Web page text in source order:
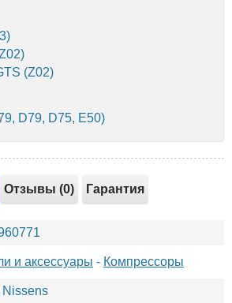
(Z02)
D79, D75, E50)
Отзывы (0) Гарантия
и аксессуары - Компрессоры
Nissens